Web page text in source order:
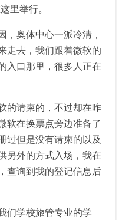
里举行。
奥体中心一派冷清，
走去，我们跟着微软的
入口那里，很多人正在
请柬的，不过却在昨
软在换票点旁边准备了
过但是没有请柬的以及
另外的方式入场，我在
查询到我的登记信息后
学校旅管专业的学